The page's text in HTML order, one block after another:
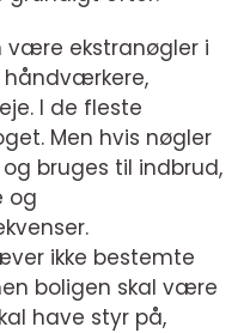
være ekstranøgler i
håndværkere,
I de fleste
Men hvis nøgler
bruges til indbrud,
og
ikke bestemte
boligen skal være
have styr på,